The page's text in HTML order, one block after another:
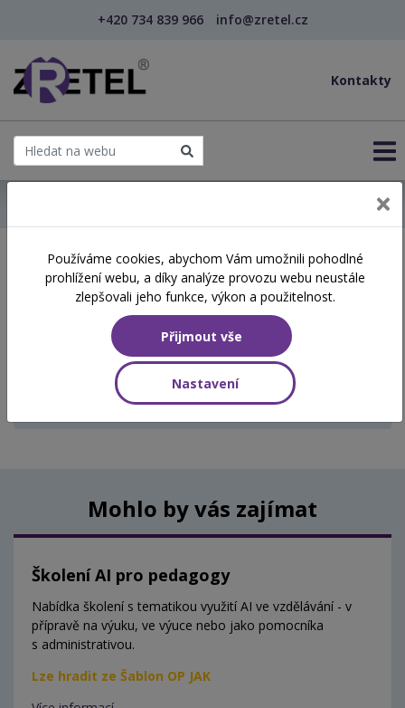
+420 734 839 966 info@zretel.cz
Kontakty
Školení začínající 05. 06.
2026
Aktuálně vypsané termíny
Aktuálně nejsou vypsány žádné termíny.
Mohlo by vás zajímat
Školení AI pro pedagogy
Nabídka školení s tematikou využití AI ve vzdělávání - v
přípravě na výuku, ve výuce nebo jako pomocníka
s administrativou.
Lze hradit ze Šablon OP JAK
Používáme cookies, abychom Vám umožnili pohodlné
prohlížení webu, a díky analýze provozu webu neustále
zlepšovali jeho funkce, výkon a použitelnost.
Přijmout vše
Nastavení